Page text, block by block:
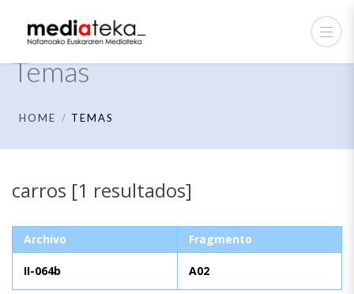
Temas
HOME TEMAS
carros [1 resultados]
Archivo Fragmento
II-064b A02